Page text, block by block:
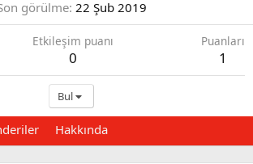
görülme 22 Şub 2019
Etkileşim puanı
0
Puanları
1
Bul
Hakkında